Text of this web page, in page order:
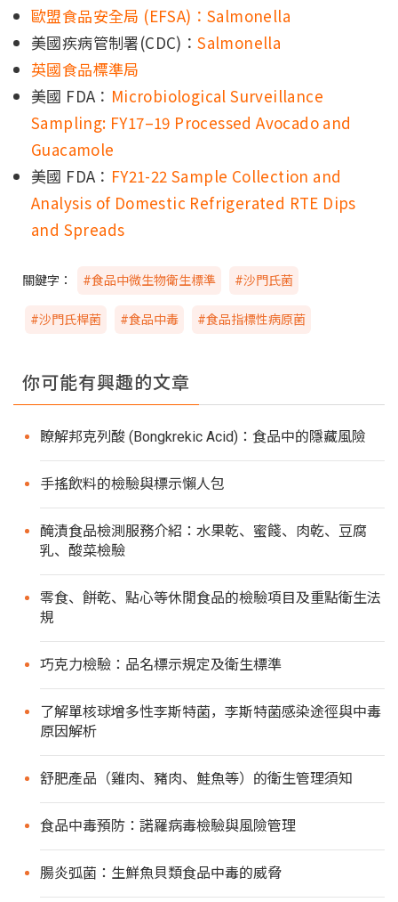
歐盟食品安全局 (EFSA)：Salmonella
美國疾病管制署(CDC)：Salmonella
英國食品標準局
美國 FDA： Microbiological Surveillance
Sampling: FY17–19 Processed Avocado and
Guacamole
美國 FDA： FY21-22 Sample Collection and
Analysis of Domestic Refrigerated RTE Dips
and Spreads
關鍵字： #食品中微生物衛生標準 #沙門氏菌
#沙門氏桿菌 #食品中毒 #食品指標性病原菌
你可能有興趣的文章
瞭解邦克列酸 (Bongkrekic Acid)：食品中的隱藏風險
手搖飲料的檢驗與標示懶人包
醃漬食品檢測服務介紹：水果乾、蜜餞、肉乾、豆腐
乳、酸菜檢驗
零食、餅乾、點心等休閒食品的檢驗項目及重點衛生法
規
巧克力檢驗：品名標示規定及衛生標準
了解單核球增多性李斯特菌，李斯特菌感染途徑與中毒
原因解析
舒肥產品（雞肉、豬肉、鮭魚等）的衛生管理須知
食品中毒預防：諾羅病毒檢驗與風險管理
腸炎弧菌：生鮮魚貝類食品中毒的威脅